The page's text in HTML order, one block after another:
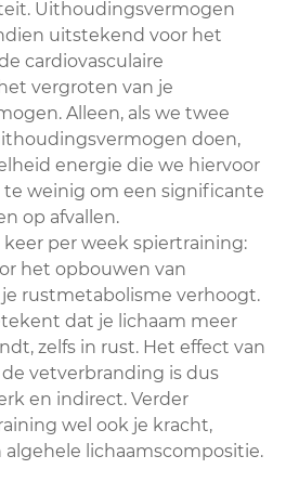
Uithoudingsvermogen
uitstekend voor het
cardiovasculaire
vergroten van je
Alleen, als we twee
doen,
energie die we hiervoor
weinig om een significante
op afvallen.
keer per week spiertraining:
het opbouwen van
je rustmetabolisme verhoogt.
dat je lichaam meer
zelfs in rust. Het effect van
vetverbranding is dus
en indirect. Verder
wel ook je kracht,
lichaamscompositie.